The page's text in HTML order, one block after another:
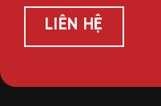
LIÊN HỆ